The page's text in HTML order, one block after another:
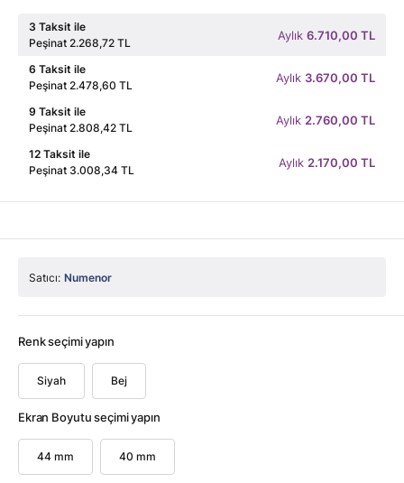
3 Taksit ile
Peşinat 2.268,72 TL
Aylık 6.710,00 TL
6 Taksit ile
Peşinat 2.478,60 TL
Aylık 3.670,00 TL
9 Taksit ile
Peşinat 2.808,42 TL
Aylık 2.760,00 TL
12 Taksit ile
Peşinat 3.008,34 TL
Aylık 2.170,00 TL
Satıcı: Numenor
Renk seçimi yapın
Siyah Bej
Ekran Boyutu seçimi yapın
44 mm 40 mm